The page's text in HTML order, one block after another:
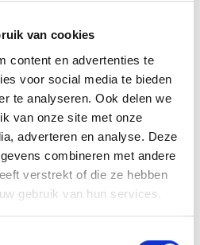
van cookies
content en advertenties te
voor social media te bieden
te analyseren. Ook delen we
van onze site met onze
adverteren en analyse. Deze
combineren met andere
verstrekt of die ze hebben
gebruik van hun services.